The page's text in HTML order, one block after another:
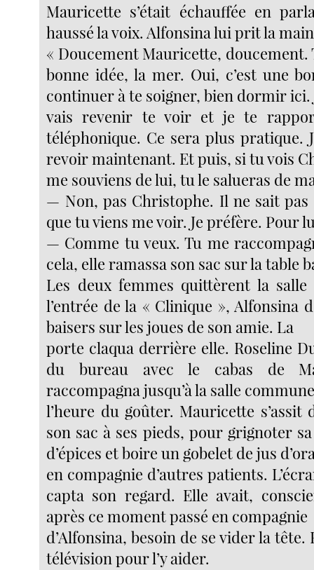
Mauricette s’était échauffée en
haussé la voix. Alfonsina lui prit la
« Doucement Mauricette, doucement.
bonne idée, la mer. Oui, c’est une
continuer à te soigner, bien dormir ici.
vais revenir te voir et je te
téléphonique. Ce sera plus pratique.
revoir maintenant. Et puis, si tu vois
me souviens de lui, tu le salueras de
— Non, pas Christophe. Il ne sait pas
que tu viens me voir. Je préfère. Pour
— Comme tu veux. Tu me
cela, elle ramassa son sac sur la table
Les deux femmes quittèrent la salle
l’entrée de la « Clinique », Alfonsina
baisers sur les joues de son amie. La
porte claqua derrière elle. Roseline
du bureau avec le cabas de
raccompagna jusqu’à la salle
l’heure du goûter. Mauricette s’assit
son sac à ses pieds, pour grignoter
d’épices et boire un gobelet de jus
en compagnie d’autres patients.
capta son regard. Elle avait,
après ce moment passé en compagnie
d’Alfonsina, besoin de se vider la tête.
télévision pour l’y aider.